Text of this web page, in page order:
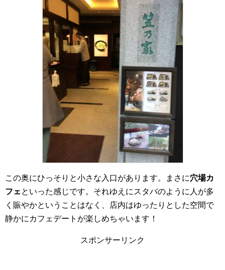
この奥にひっそりと小さな入口があります。まさに穴場カ
フェといった感じです。それゆえにスタバのように人が多
く賑やかということはなく、店内はゆったりとした空間で
静かにカフェデートが楽しめちゃいます！
スポンサーリンク